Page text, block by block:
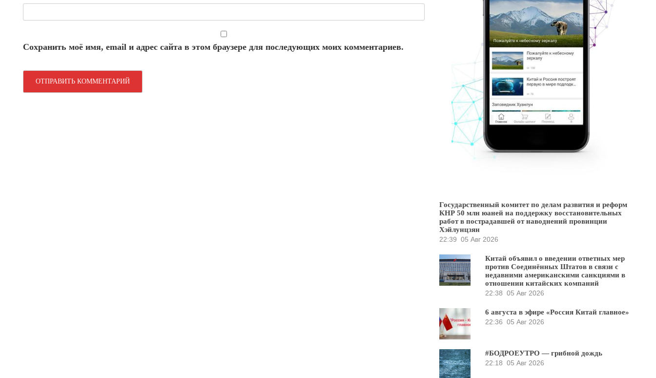
Сохранить моё имя, email и адрес сайта в этом браузере для последующих моих комментариев.
Государственный комитет по делам развития и реформ
КНР 50 млн юаней на поддержку восстановительных
работ в пострадавшей от наводнений провинции
Хэйлунцзян
22:39 05 Авг 2026
Китай объявил о введении ответных мер
против Соединённых Штатов в связи с
недавними американскими санкциями в
отношении китайских компаний
22:38 05 Авг 2026
6 августа в эфире «Россия Китай главное»
22:36 05 Авг 2026
#БОДРОЕУТРО — грибной дождь
22:18 05 Авг 2026